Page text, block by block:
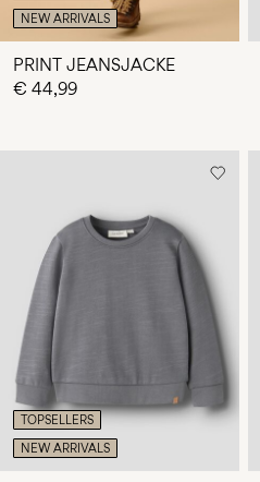
NEW ARRIVALS
PRINT JEANSJACKE
€ 44,99
TOPSELLERS
NEW ARRIVALS